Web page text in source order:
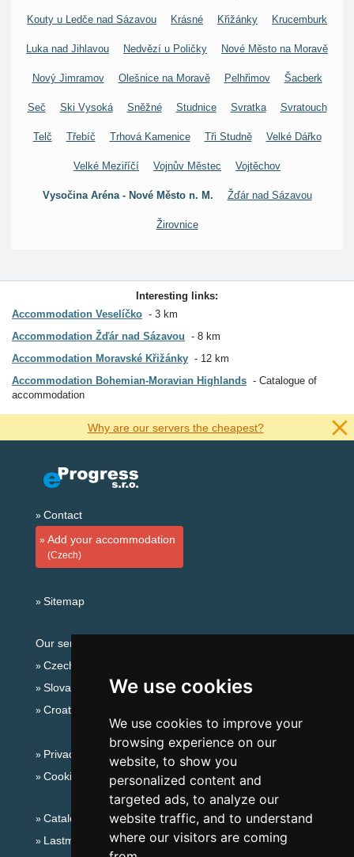
We use cookies
We use cookies to improve your
browsing experience on our
website, to show you
personalized content and
targeted ads, to analyze our
website traffic, and to understand
where our visitors are coming
Kouty u Ledče nad Sázavou Krásné Křižánky Krucemburk
Luka nad Jihlavou Nedvězí u Poličky Nové Město na Moravě
Nový Jimramov Olešnice na Moravě Pelhřimov Šacberk
Seč Ski Vysoká Sněžné Studnice Svratka Svratouch
Telč Třebíč Trhová Kamenice Tři Studně Velké Dářko
Velké Meziříčí Vojnův Městec Vojtěchov
Vysočina Aréna - Nové Město n. M. Žďár nad Sázavou
Žirovnice
Interesting links:
Accommodation Veselíčko
3 km
Accommodation Žďár nad Sázavou
8 km
Accommodation Moravské Křižánky
12 km
Accommodation Bohemian-Moravian Highlands
Catalogue of
accommodation
Why are our servers the cheapest?
Contact
Add your accommodation
(Czech)
Sitemap
Our servers:
Czech mountains
Slovakian mountains
Croatian Adriatic
Privacy policy
Cookies
Catalog of accommodation
Lastminute Bohemian-Moravian Highlands